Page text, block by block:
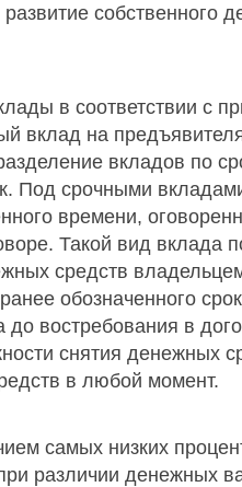
собственного
в соответствии с
вклад на
вкладов по
Под срочными
времени,
Такой вид вклада
средств
обозначенного
до востребования в
снятия денежных
в любой момент.
самых низких
различии денежных